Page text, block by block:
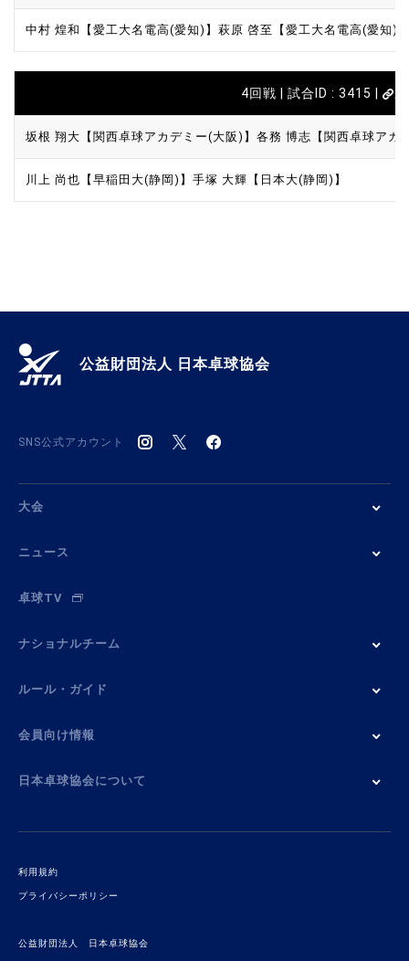
中村 煌和【愛工大名電高(愛知)】 萩原 啓至【愛工大名電高(愛知)
4回戦 | 試合ID : 3415 |
坂根 翔大【関西卓球アカデミー(大阪)】 各務 博志【関西卓球アカ
川上 尚也【早稲田大(静岡)】 手塚 大輝【日本大(静岡)】
公益財団法人 日本卓球協会
SNS公式アカウント
大会
ニュース
卓球TV
ナショナルチーム
ルール・ガイド
会員向け情報
日本卓球協会について
利用規約
プライバシーポリシー
公益財団法人 日本卓球協会